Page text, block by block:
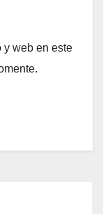
y web en este